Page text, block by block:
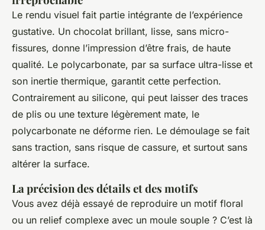
Le rendu visuel fait partie intégrante de l’expérience
gustative. Un chocolat brillant, lisse, sans micro-
fissures, donne l’impression d’être frais, de haute
qualité. Le polycarbonate, par sa surface ultra-lisse et
son inertie thermique, garantit cette perfection.
Contrairement au silicone, qui peut laisser des traces
de plis ou une texture légèrement mate, le
polycarbonate ne déforme rien. Le démoulage se fait
sans traction, sans risque de cassure, et surtout sans
altérer la surface.
La précision des détails et des motifs
Vous avez déjà essayé de reproduire un motif floral
ou un relief complexe avec un moule souple ? C’est là